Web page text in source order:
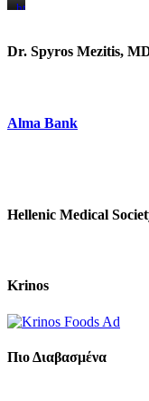
https://
https://
Dr. Spyros Mezitis,
Alma Bank
Hellenic Medical
Krinos
Πιο Διαβασμένα